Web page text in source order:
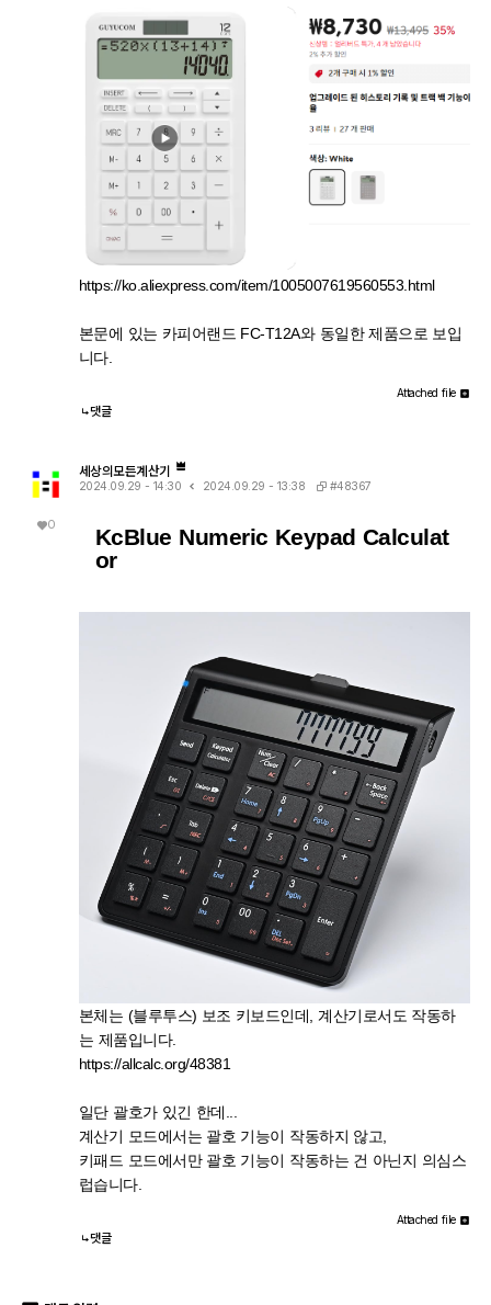
https://ko.aliexpress.com/item/1005007619560553.html
본문에 있는 카피어랜드 FC-T12A와 동일한 제품으로 보입
니다.
Attached file
댓글
0
세상의모든계산기
2024.09.29 - 14:30 2024.09.29 - 13:38 #48367
KcBlue Numeric Keypad Calculat
or
본체는 (블루투스) 보조 키보드인데, 계산기로서도 작동하
는 제품입니다.
https://allcalc.org/48381
일단 괄호가 있긴 한데...
계산기 모드에서는 괄호 기능이 작동하지 않고,
키패드 모드에서만 괄호 기능이 작동하는 건 아닌지 의심스
럽습니다.
Attached file
댓글